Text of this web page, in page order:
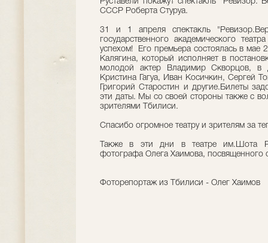
СССР Роберта Стуруа.
31 и 1 апреля спектакль
государственного академического
успехом! Его премьера состоялась в мае
Калягина, который исполняет в
молодой актер Владимир Скворцов, в
Кристина Гагуа, Иван Косичкин, Сергей
Григорий Старостин и другие.Билеты
эти даты. Мы со своей стороны также с
зрителями Тбилиси.
Спасибо огромное театру и зрителям за
Также в эти дни в театре им.Шота
фотографа Олега Хаимова, посвященного
Фоторепортаж из Тбилиси - Олег Хаимов